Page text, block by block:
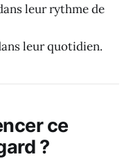
leur rythme de
leur quotidien.
ce
?